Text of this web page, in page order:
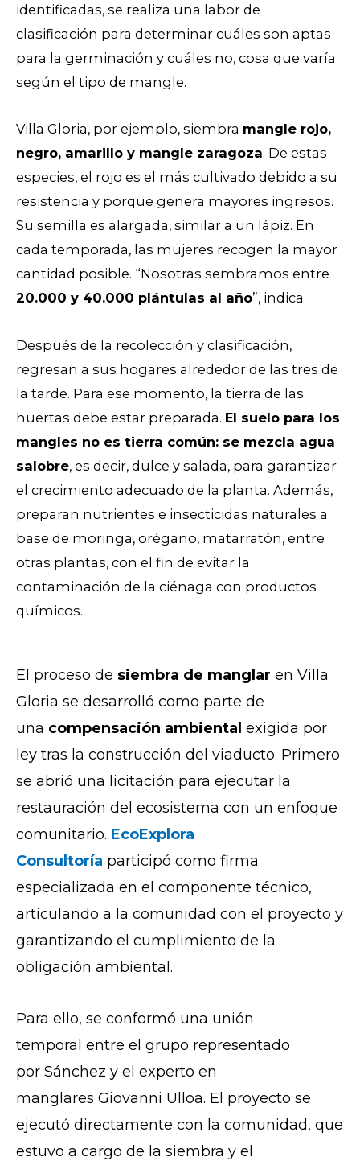
identificadas, se realiza una labor de
clasificación para determinar cuáles son aptas
para la germinación y cuáles no, cosa que varía
según el tipo de mangle.
Villa Gloria, por ejemplo, siembra mangle rojo,
negro, amarillo y mangle zaragoza. De estas
especies, el rojo es el más cultivado debido a su
resistencia y porque genera mayores ingresos.
Su semilla es alargada, similar a un lápiz. En
cada temporada, las mujeres recogen la mayor
cantidad posible. “Nosotras sembramos entre
20.000 y 40.000 plántulas al año”, indica.
Después de la recolección y clasificación,
regresan a sus hogares alrededor de las tres de
la tarde. Para ese momento, la tierra de las
huertas debe estar preparada. El suelo para los
mangles no es tierra común: se mezcla agua
salobre, es decir, dulce y salada, para garantizar
el crecimiento adecuado de la planta. Además,
preparan nutrientes e insecticidas naturales a
base de moringa, orégano, matarratón, entre
otras plantas, con el fin de evitar la
contaminación de la ciénaga con productos
químicos.
El proceso de siembra de manglar en Villa
Gloria se desarrolló como parte de
una compensación ambiental exigida por
ley tras la construcción del viaducto. Primero
se abrió una licitación para ejecutar la
restauración del ecosistema con un enfoque
comunitario. EcoExplora
Consultoría participó como firma
especializada en el componente técnico,
articulando a la comunidad con el proyecto y
garantizando el cumplimiento de la
obligación ambiental.
Para ello, se conformó una unión
temporal entre el grupo representado
por Sánchez y el experto en
manglares Giovanni Ulloa. E l proyecto se
ejecutó directamente con la comunidad, que
estuvo a cargo de la siembra y el